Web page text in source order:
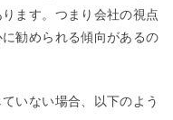
ます。つまり会社の視点
勧められる傾向があるの
いない場合、以下のよう